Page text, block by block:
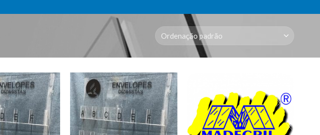
Adicionar
a lista de
desejos
Adicionar
a lista de
desejos
Adicionar
a lista de
desejos